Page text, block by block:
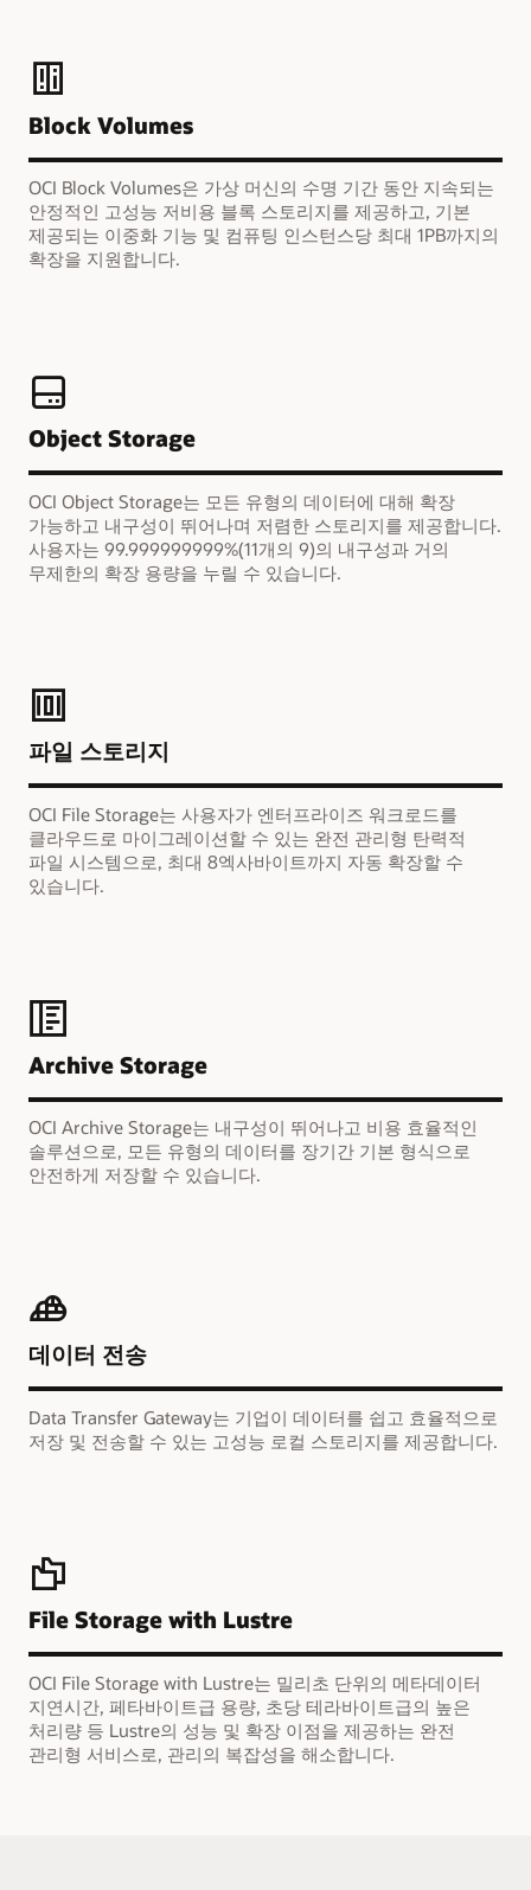
Block Volumes
OCI Block Volumes은 가상 머신의 수명 기간 동안 지속되는
안정적인 고성능 저비용 블록 스토리지를 제공하고, 기본
제공되는 이중화 기능 및 컴퓨팅 인스턴스당 최대 1PB까지의
확장을 지원합니다.
Object Storage
OCI Object Storage는 모든 유형의 데이터에 대해 확장
가능하고 내구성이 뛰어나며 저렴한 스토리지를 제공합니다.
사용자는 99.999999999%(11개의 9)의 내구성과 거의
무제한의 확장 용량을 누릴 수 있습니다.
파일 스토리지
OCI File Storage는 사용자가 엔터프라이즈 워크로드를
클라우드로 마이그레이션할 수 있는 완전 관리형 탄력적
파일 시스템으로, 최대 8엑사바이트까지 자동 확장할 수
있습니다.
Archive Storage
OCI Archive Storage는 내구성이 뛰어나고 비용 효율적인
솔루션으로, 모든 유형의 데이터를 장기간 기본 형식으로
안전하게 저장할 수 있습니다.
데이터 전송
Data Transfer Gateway는 기업이 데이터를 쉽고 효율적으로
저장 및 전송할 수 있는 고성능 로컬 스토리지를 제공합니다.
File Storage with Lustre
OCI File Storage with Lustre는 밀리초 단위의 메타데이터
지연시간, 페타바이트급 용량, 초당 테라바이트급의 높은
처리량 등 Lustre의 성능 및 확장 이점을 제공하는 완전
관리형 서비스로, 관리의 복잡성을 해소합니다.